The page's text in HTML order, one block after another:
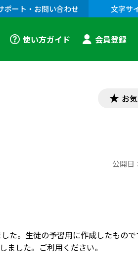
ポート・お問い合わせ 文字サ
使い方ガイド 会員登録
お
公開日：
た。生徒の予習用に作成したもので
した。ご利用ください。